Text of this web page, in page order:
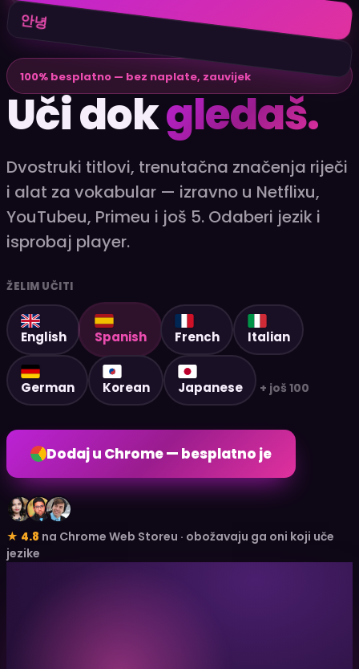
안녕
100% besplatno — bez naplate, zauvijek
Uči dokgledaš.
Dvostruki titlovi, trenutačna značenja riječi
i alat za vokabular — izravno u Netflixu,
YouTubeu, Primeu i još 5. Odaberi jezik i
isprobaj player.
ŽELIM UČITI
English Spanish French Italian
German Korean Japanese + još 100
Dodaj u Chrome — besplatno je
★ 4.8 na Chrome Web Storeu · obožavaju ga oni koji uče
jezike